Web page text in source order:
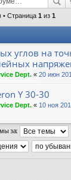
• Страница 1 из 1
углов на
Dept. « 20 июн
Y 30-30
Dept. « 10 ноя
за: